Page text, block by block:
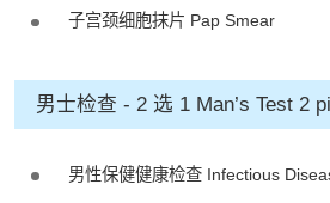
子宫颈细胞抹片 Pap Smear
男士检查 - 2 选 1 Man’s Test 2
男性保健健康检查 Infectious